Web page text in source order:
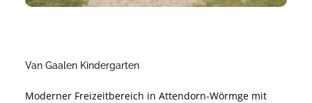
Van Gaalen Kindergarten
Moderner Freizeitbereich in Attendorn-Wörmge mit